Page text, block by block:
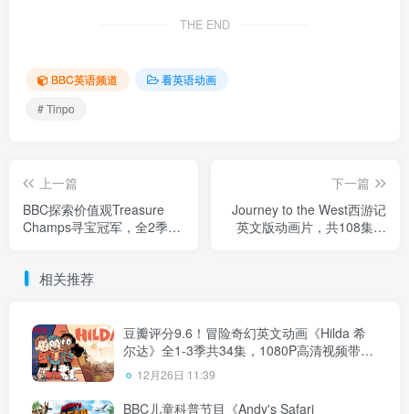
THE END
BBC英语频道
看英语动画
# Tinpo
上一篇
BBC探索价值观Treasure
Champs寻宝冠军，全2季共
下一篇
Journey to the West西游记
英文版动画片，共108集，
相关推荐
豆瓣评分9.6！冒险奇幻英文动画《Hilda 希
尔达》全1-3季共34集，1080P高清视频带英
文字幕，百度网盘下载！
12月26日 11:39
BBC儿童科普节目《Andy's Safari